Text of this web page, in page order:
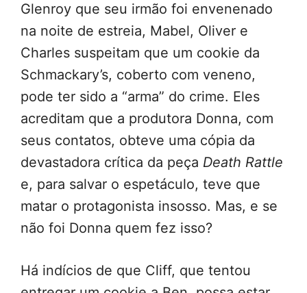
Glenroy que seu irmão foi envenenado
na noite de estreia, Mabel, Oliver e
Charles suspeitam que um cookie da
Schmackary’s, coberto com veneno,
pode ter sido a “arma” do crime. Eles
acreditam que a produtora Donna, com
seus contatos, obteve uma cópia da
devastadora crítica da peça Death Rattle
e, para salvar o espetáculo, teve que
matar o protagonista insosso. Mas, e se
não foi Donna quem fez isso?
Há indícios de que Cliff, que tentou